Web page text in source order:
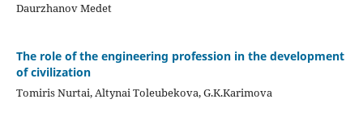
Daurzhanov Medet
The role of the engineering profession in the development
of civilization
Tomiris Nurtai, Altynai Toleubekova, G.K.Karimova